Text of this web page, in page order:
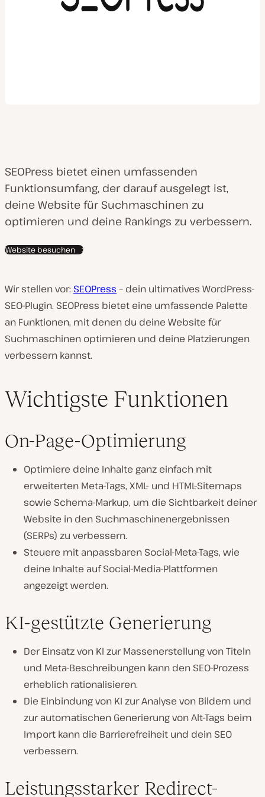
SEOPress bietet einen umfassenden
Funktionsumfang, der darauf ausgelegt ist,
deine Website für Suchmaschinen zu
optimieren und deine Rankings zu verbessern.
Website besuchen
Wir stellen vor: SEOPress – dein ultimatives WordPress-
SEO-Plugin. SEOPress bietet eine umfassende Palette
an Funktionen, mit denen du deine Website für
Suchmaschinen optimieren und deine Platzierungen
verbessern kannst.
Wichtigste Funktionen
On-Page-Optimierung
Optimiere deine Inhalte ganz einfach mit
erweiterten Meta-Tags, XML- und HTML-Sitemaps
sowie Schema-Markup, um die Sichtbarkeit deiner
Website in den Suchmaschinenergebnissen
(SERPs) zu verbessern.
Steuere mit anpassbaren Social-Meta-Tags, wie
deine Inhalte auf Social-Media-Plattformen
angezeigt werden.
KI-gestützte Generierung
Der Einsatz von KI zur Massenerstellung von Titeln
und Meta-Beschreibungen kann den SEO-Prozess
erheblich rationalisieren.
Die Einbindung von KI zur Analyse von Bildern und
zur automatischen Generierung von Alt-Tags beim
Import kann die Barrierefreiheit und dein SEO
verbessern.
Leistungsstarker Redirect-